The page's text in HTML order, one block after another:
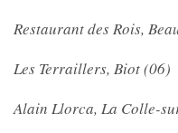
Restaurant des Rois,
Les Terraillers, Biot (06)
Alain Llorca, La Colle-